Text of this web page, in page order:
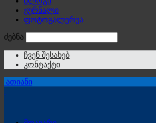
ჟურნალი
ფოტოგალერეა
ძებნა
ჩვენ შესახებ
კონტაქტი
ათიანი